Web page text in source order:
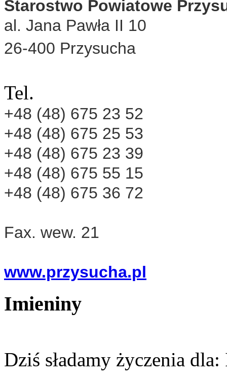
Starostwo Powiatowe
al. Jana Pawła II 10
26-400 Przysucha
Tel.
+48 (48) 675 23 52
+48 (48) 675 25 53
+48 (48) 675 23 39
+48 (48) 675 55 15
+48 (48) 675 36 72
Fax. wew. 21
www.przysucha.pl
Imieniny
Dziś sładamy życzenia dla: